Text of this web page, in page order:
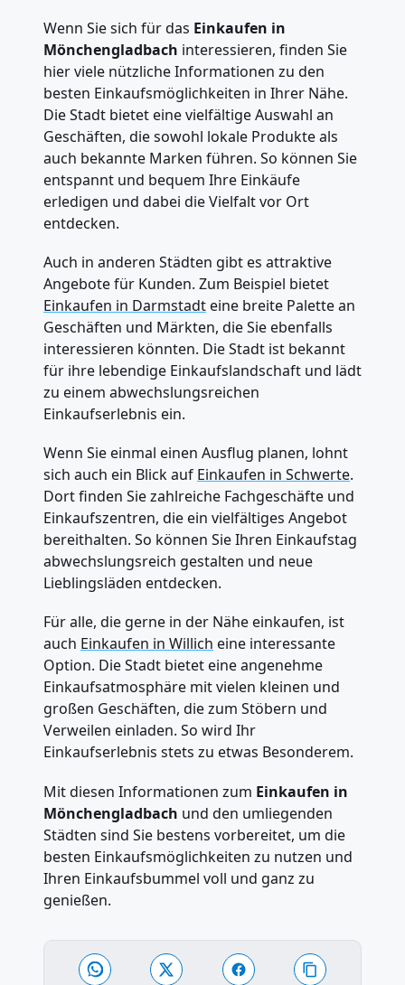
Wenn Sie sich für das Einkaufen in
Mönchengladbach interessieren, finden Sie
hier viele nützliche Informationen zu den
besten Einkaufsmöglichkeiten in Ihrer Nähe.
Die Stadt bietet eine vielfältige Auswahl an
Geschäften, die sowohl lokale Produkte als
auch bekannte Marken führen. So können Sie
entspannt und bequem Ihre Einkäufe
erledigen und dabei die Vielfalt vor Ort
entdecken.
Auch in anderen Städten gibt es attraktive
Angebote für Kunden. Zum Beispiel bietet
Einkaufen in Darmstadteine breite Palette an
Geschäften und Märkten, die Sie ebenfalls
interessieren könnten. Die Stadt ist bekannt
für ihre lebendige Einkaufslandschaft und lädt
zu einem abwechslungsreichen
Einkaufserlebnis ein.
Wenn Sie einmal einen Ausflug planen, lohnt
sich auch ein Blick auf Einkaufen in Schwerte.
Dort finden Sie zahlreiche Fachgeschäfte und
Einkaufszentren, die ein vielfältiges Angebot
bereithalten. So können Sie Ihren Einkaufstag
abwechslungsreich gestalten und neue
Lieblingsläden entdecken.
Für alle, die gerne in der Nähe einkaufen, ist
auch Einkaufen in Willich eine interessante
Option. Die Stadt bietet eine angenehme
Einkaufsatmosphäre mit vielen kleinen und
großen Geschäften, die zum Stöbern und
Verweilen einladen. So wird Ihr
Einkaufserlebnis stets zu etwas Besonderem.
Mit diesen Informationen zum Einkaufen in
Mönchengladbach und den umliegenden
Städten sind Sie bestens vorbereitet, um die
besten Einkaufsmöglichkeiten zu nutzen und
Ihren Einkaufsbummel voll und ganz zu
genießen.